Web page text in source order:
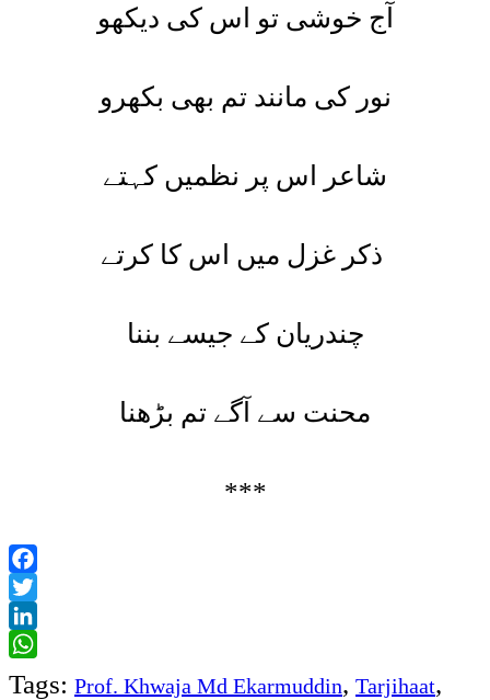
آج خوشی تو اس کی دیکھو
نور کی مانند تم بھی بکھرو
شاعر اس پر نظمیں کہتے
ذکر غزل میں اس کا کرتے
چندریان کے جیسے بننا
محنت سے آگے تم بڑھنا
***
Facebook
Twitter
LinkedIn
WhatsApp
Tags: Prof. Khwaja Md Ekarmuddin, Tarjihaat,